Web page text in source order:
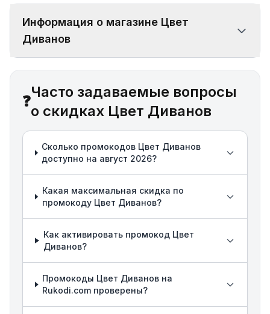
Информация о магазине Цвет
Диванов
❓
Часто задаваемые вопросы
о скидках Цвет Диванов
Сколько промокодов Цвет Диванов
доступно на август 2026?
Какая максимальная скидка по
промокоду Цвет Диванов?
Как активировать промокод Цвет
Диванов?
Промокоды Цвет Диванов на
Rukodi.com проверены?